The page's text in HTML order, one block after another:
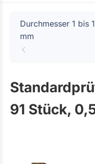
Durchmesser 1 bis
mm
91 Stück,